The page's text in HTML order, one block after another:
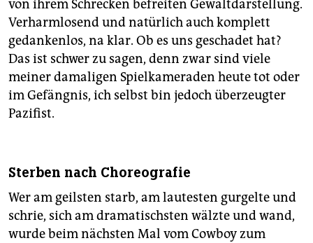
von ihrem Schrecken befreiten Gewaltdarstellung.
Verharmlosend und natürlich auch komplett
gedankenlos, na klar. Ob es uns geschadet hat?
Das ist schwer zu sagen, denn zwar sind viele
meiner damaligen Spielkameraden heute tot oder
im Gefängnis, ich selbst bin jedoch überzeugter
Pazifist.
Sterben nach Choreografie
Wer am geilsten starb, am lautesten gurgelte und
schrie, sich am dramatischsten wälzte und wand,
wurde beim nächsten Mal vom Cowboy zum